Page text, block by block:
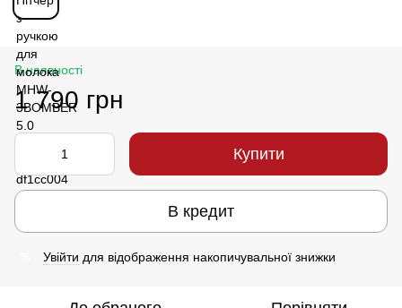
В наявності
1 790 грн
Купити
В кредит
Увійти для відображення накопичувальної знижки